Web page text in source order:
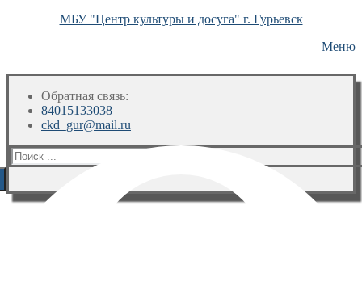
МБУ "Центр культуры и досуга" г. Гурьевск
Меню
Обратная связь:
84015133038
ckd_gur@mail.ru
Искать: